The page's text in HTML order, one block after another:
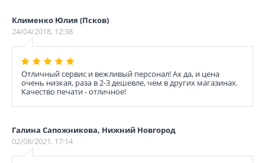
Клименко Юлия (Псков)
24/04/2018, 12:38
Отличный сервис и вежливый персонал! Ах да, и цена
очень низкая, раза в 2-3 дешевле, чем в других магазинах.
Качество печати - отличное!
Галина Сапожникова, Нижний Новгород
02/08/2021, 17:14